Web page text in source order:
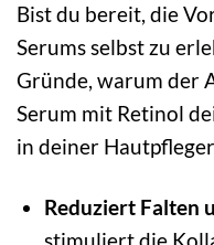
Bist du bereit, die
Serums selbst zu
Gründe, warum der
Serum mit Retinol
in deiner
Reduziert Falten